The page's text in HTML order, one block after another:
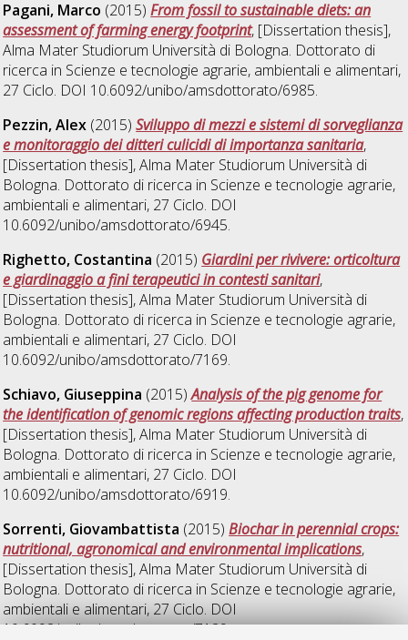
Pagani, Marco (2015)From fossil to sustainable diets: an
assessment of farming energy footprint, [Dissertation thesis],
Alma Mater Studiorum Università di Bologna. Dottorato di
ricerca in Scienze e tecnologie agrarie, ambientali e alimentari,
27 Ciclo. DOI 10.6092/unibo/amsdottorato/6985.
Pezzin, Alex (2015)Sviluppo di mezzi e sistemi di sorveglianza
e monitoraggio dei ditteri culicidi di importanza sanitaria,
[Dissertation thesis], Alma Mater Studiorum Università di
Bologna. Dottorato di ricerca in Scienze e tecnologie agrarie,
ambientali e alimentari, 27 Ciclo. DOI
10.6092/unibo/amsdottorato/6945.
Righetto, Costantina (2015) Giardini per rivivere: orticoltura
e giardinaggio a fini terapeutici in contesti sanitari,
[Dissertation thesis], Alma Mater Studiorum Università di
Bologna. Dottorato di ricerca in Scienze e tecnologie agrarie,
ambientali e alimentari, 27 Ciclo. DOI
10.6092/unibo/amsdottorato/7169.
Schiavo, Giuseppina (2015)Analysis of the pig genome for
the identification of genomic regions affecting production traits,
[Dissertation thesis], Alma Mater Studiorum Università di
Bologna. Dottorato di ricerca in Scienze e tecnologie agrarie,
ambientali e alimentari, 27 Ciclo. DOI
10.6092/unibo/amsdottorato/6919.
Sorrenti, Giovambattista (2015)Biochar in perennial crops:
nutritional, agronomical and environmental implications,
[Dissertation thesis], Alma Mater Studiorum Università di
Bologna. Dottorato di ricerca in Scienze e tecnologie agrarie,
ambientali e alimentari, 27 Ciclo. DOI
10.6092/unibo/amsdottorato/7129.